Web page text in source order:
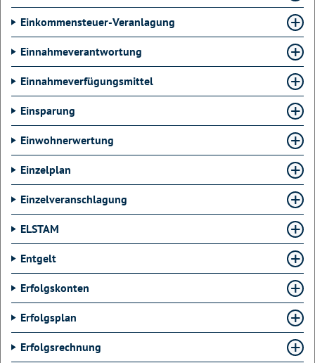
Einkommensteuer-Veranlagung
Einnahmeverantwortung
Einnahmeverfügungsmittel
Einsparung
Einwohnerwertung
Einzelplan
Einzelveranschlagung
ELSTAM
Entgelt
Erfolgskonten
Erfolgsplan
Erfolgsrechnung